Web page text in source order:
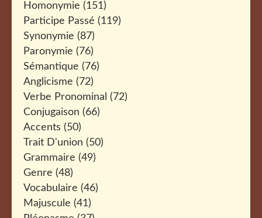
Homonymie (151)
Participe Passé (119)
Synonymie (87)
Paronymie (76)
Sémantique (76)
Anglicisme (72)
Verbe Pronominal (72)
Conjugaison (66)
Accents (50)
Trait D'union (50)
Grammaire (49)
Genre (48)
Vocabulaire (46)
Majuscule (41)